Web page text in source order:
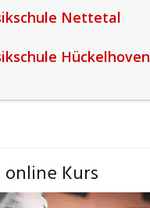
Nettetal
Hückelhoven
online Kurs